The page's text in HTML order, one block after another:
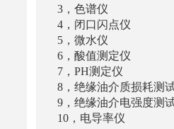
3，色谱仪
4，闭口闪点仪
5，微水仪
6，酸值测定仪
7，PH测定仪
8，绝缘油介质损耗
9，绝缘油介电强度
10，电导率仪